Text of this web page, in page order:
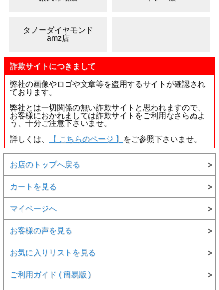
タノーダイヤモンド
amz店
詐欺サイトにつきまして
弊社の画像やロゴや文章等を盗用するサイトが確認され
ております。
弊社とは一切関係の無い詐欺サイトと思われますので、
お客様におかれましては詐欺サイトをご利用なさらぬよ
う、十分ご注意下さいませ。
詳しくは、
【 こちらのページ 】 をご参照下さいませ。
お店のトップへ戻る
カートを見る
マイページへ
お客様の声を見る
お気に入りリストを見る
ご利用ガイド ( 簡易版 )